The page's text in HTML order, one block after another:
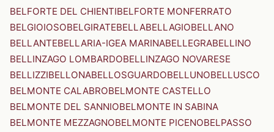
BELFORTE DEL CHIENTIBELFORTE MONFERRATO
BELGIOIOSOBELGIRATEBELLABELLAGIOBELLANO
BELLANTEBELLARIA-IGEA MARINABELLEGRABELLINO
BELLINZAGO LOMBARDOBELLINZAGO NOVARESE
BELLIZZIBELLONABELLOSGUARDOBELLUNOBELLUSCO
BELMONTE CALABROBELMONTE CASTELLO
BELMONTE DEL SANNIOBELMONTE IN SABINA
BELMONTE MEZZAGNOBELMONTE PICENOBELPASSO